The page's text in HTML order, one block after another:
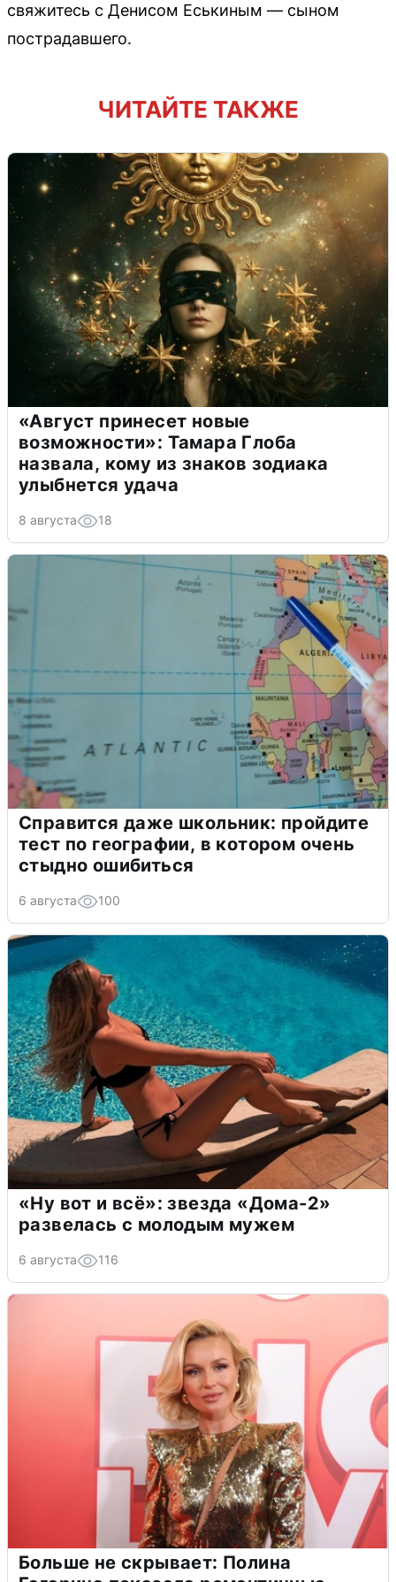
свяжитесь с Денисом Еськиным — сыном
пострадавшего.
ЧИТАЙТЕ ТАКЖЕ
«Август принесет новые
возможности»: Тамара Глоба
назвала, кому из знаков зодиака
улыбнется удача
8 августа 18
Справится даже школьник: пройдите
тест по географии, в котором очень
стыдно ошибиться
6 августа 100
«Ну вот и всё»: звезда «Дома-2»
развелась с молодым мужем
6 августа 116
Больше не скрывает: Полина